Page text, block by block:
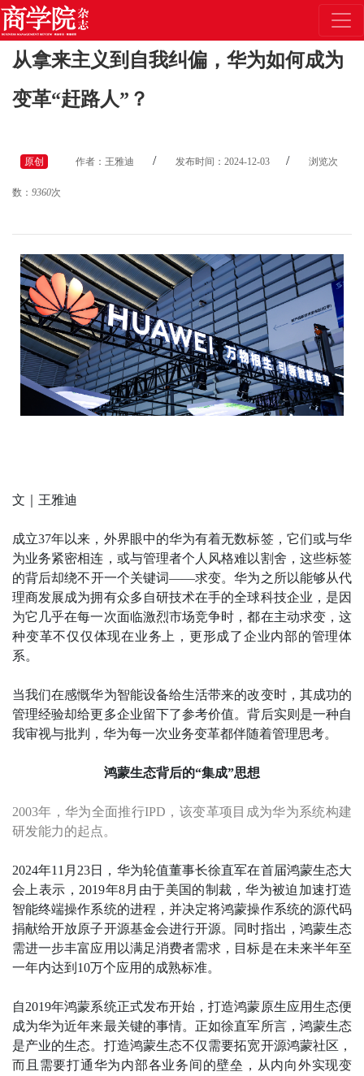
从拿来主义到自我纠偏，华为如何成为
变革“赶路人”？
原创 作者：王雅迪 / 发布时间：2024-12-03 / 浏览次
数： 9360次
文｜王雅迪
成立37年以来，外界眼中的华为有着无数标签，它们或与华
为业务紧密相连，或与管理者个人风格难以割舍，这些标签
的背后却绕不开一个关键词——求变。华为之所以能够从代
理商发展成为拥有众多自研技术在手的全球科技企业，是因
为它几乎在每一次面临激烈市场竞争时，都在主动求变，这
种变革不仅仅体现在业务上，更形成了企业内部的管理体
系。
当我们在感慨华为智能设备给生活带来的改变时，其成功的
管理经验却给更多企业留下了参考价值。背后实则是一种自
我审视与批判，华为每一次业务变革都伴随着管理思考。
鸿蒙生态背后的“集成”思想
2003年，华为全面推行IPD，该变革项目成为华为系统构建
研发能力的起点。
2024年11月23日，华为轮值董事长徐直军在首届鸿蒙生态大
会上表示，2019年8月由于美国的制裁，华为被迫加速打造
智能终端操作系统的进程，并决定将鸿蒙操作系统的源代码
捐献给开放原子开源基金会进行开源。同时指出，鸿蒙生态
需进一步丰富应用以满足消费者需求，目标是在未来半年至
一年内达到10万个应用的成熟标准。
自2019年鸿蒙系统正式发布开始，打造鸿蒙原生应用生态便
成为华为近年来最关键的事情。正如徐直军所言，鸿蒙生态
是产业的生态。打造鸿蒙生态不仅需要拓宽开源鸿蒙社区，
而且需要打通华为内部各业务间的壁垒，从内向外实现变